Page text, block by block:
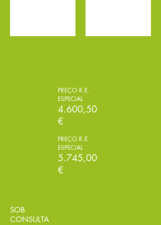
DESDE
DESDE
PREÇO R.E.
ESPECIAL
4.600,50
€
PREÇO R.E.
ESPECIAL
5.745,00
€
SOB
CONSULTA